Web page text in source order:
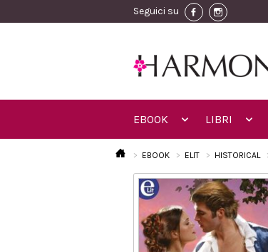
Seguici su
EBOOK LIBRI
EBOOK ELIT HISTORICAL